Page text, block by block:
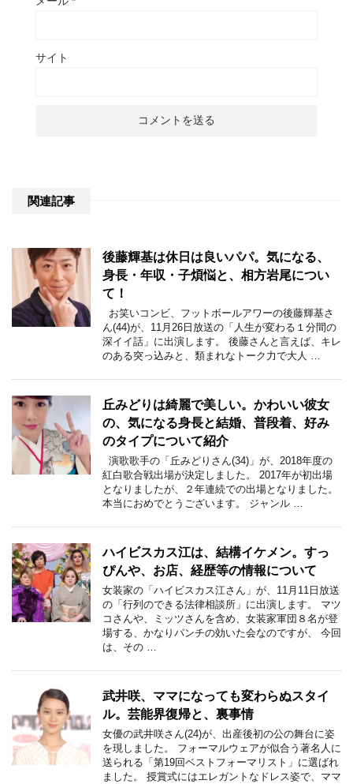
サイト
関連記事
後藤輝基は休日は良いパパ。気になる、
身長・年収・子煩悩と、相方岩尾につい
て！
お笑いコンビ、フットボールアワーの後藤輝基さ
ん(44)が、11月26日放送の「人生が変わる１分間の
深イイ話」に出演します。 後藤さんと言えば、キレ
のある突っ込みと、類まれなトーク力で大人 …
丘みどりは綺麗で美しい。かわいい彼女
の、気になる身長と結婚、普段着、好み
のタイプについて紹介
演歌歌手の「丘みどりさん(34)」が、2018年度の
紅白歌合戦出場が決定しました。 2017年が初出場
となりましたが、２年連続での出場となりました。
本当におめでとうございます。 ジャンル …
ハイビスカス江は、結構イケメン。すっ
ぴんや、お店、経歴等の情報について
女装家の「ハイビスカス江さん」が、11月11日放送
の「行列のできる法律相談所」に出演します。 マツ
コさんや、ミッツさんを含め、女装家軍団８名が登
場する、かなりパンチの効いた会なのですが、 今回
は、その …
武井咲、ママになっても変わらぬスタイ
ル。芸能界復帰と、裏事情
女優の武井咲さん(24)が、出産後初の公の舞台に姿
を現しました。 フォーマルウェアが似合う著名人に
送られる「第19回ベストフォーマリスト」に選ばれ
ました。 授賞式にはエレガントなドレス姿で、ママ